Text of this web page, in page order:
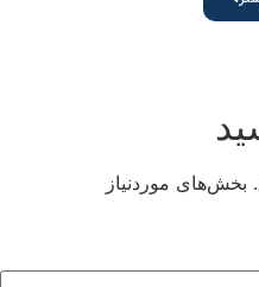
بخش‌های موردنیاز